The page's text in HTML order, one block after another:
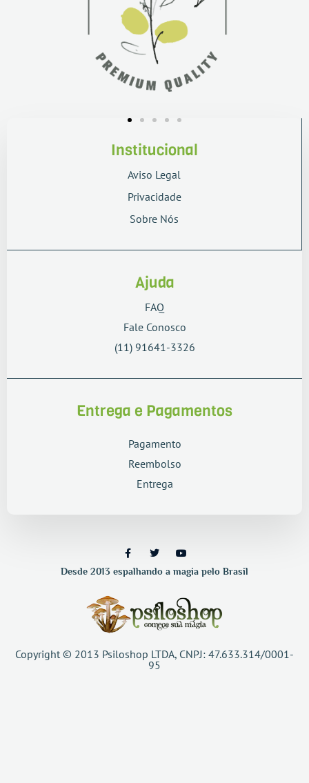
Institucional
Aviso Legal
Privacidade
Sobre Nós
Ajuda
FAQ
Fale Conosco
(11) 91641-3326
Entrega e Pagamentos
Pagamento
Reembolso
Entrega
Desde 2013 espalhando a magia pelo Brasil
Copyright © 2013 Psiloshop LTDA, CNPJ: 47.633.314/0001-
95